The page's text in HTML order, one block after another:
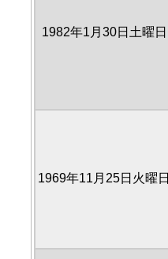
1982年1月30日土曜日
1969年11月25日火曜日